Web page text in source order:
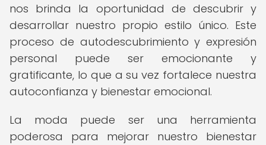
nos brinda la oportunidad de descubrir y
desarrollar nuestro propio estilo único. Este
proceso de autodescubrimiento y expresión
personal puede ser emocionante y
gratificante, lo que a su vez fortalece nuestra
autoconfianza y bienestar emocional.
La moda puede ser una herramienta
poderosa para mejorar nuestro bienestar